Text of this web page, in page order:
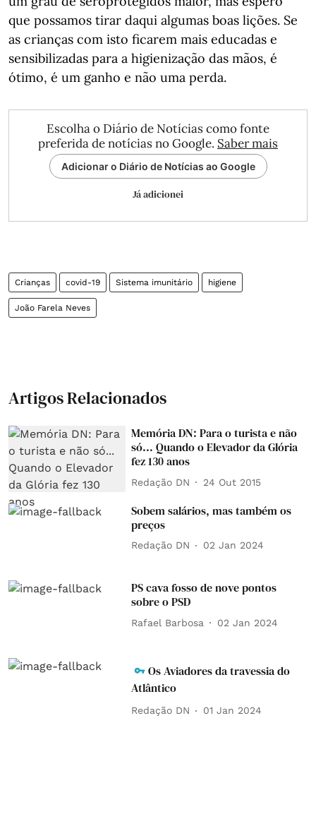
que possamos tirar daqui algumas boas lições. Se
as crianças com isto ficarem mais educadas e
sensibilizadas para a higienização das mãos, é
ótimo, é um ganho e não uma perda.
Escolha o Diário de Notícias como fonte
preferida de notícias no Google. Saber mais
Adicionar o Diário de Notícias ao Google
Já adicionei
Crianças covid-19 Sistema imunitário higiene
João Farela Neves
Artigos Relacionados
Memória DN: Para o turista e não
só... Quando o Elevador da Glória
fez 130 anos
Redação DN 24 Out 2015
Sobem salários, mas também os
preços
Redação DN 02 Jan 2024
PS cava fosso de nove pontos
sobre o PSD
Rafael Barbosa 02 Jan 2024
Os Aviadores da travessia do
Atlântico
Redação DN 01 Jan 2024